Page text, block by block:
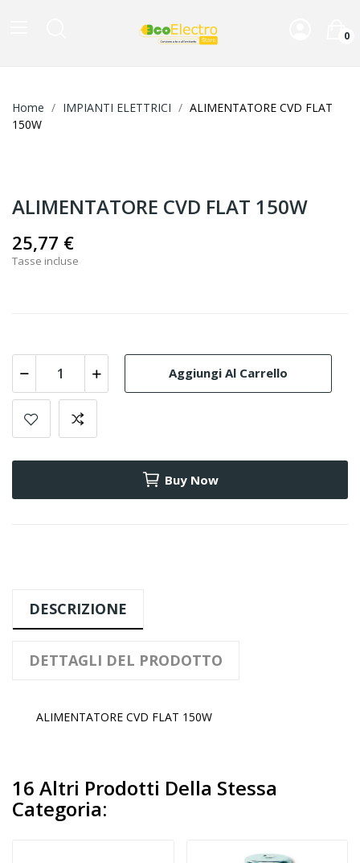
0
Home IMPIANTI ELETTRICI
ALIMENTATORE CVD FLAT
150W
ALIMENTATORE CVD FLAT 150W
25,77 €
Tasse incluse
Aggiungi Al Carrello
Buy Now
DESCRIZIONE
DETTAGLI DEL PRODOTTO
ALIMENTATORE CVD FLAT 150W
16 Altri Prodotti Della Stessa
Categoria: